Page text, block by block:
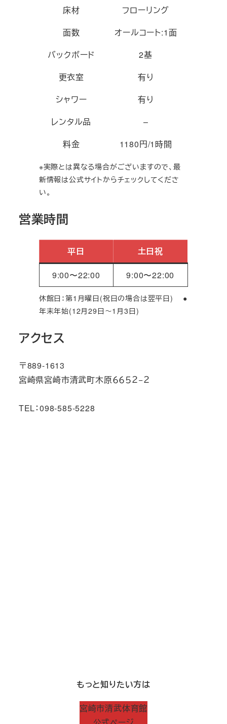
床材
フローリング
面数
オールコート:1面
バックボード
2基
更衣室
有り
シャワー
有り
レンタル品
–
料金
1180円/1時間
※実際とは異なる場合がございますので、最
新情報は公式サイトからチェックしてくださ
い。
営業時間
平日 土日祝
9:00〜22:00 9:00〜22:00
休館日：第1月曜日(祝日の場合は翌平日) ●
年末年始(12月29日～1月3日)
アクセス
〒889-1613
宮崎県宮崎市清武町木原６６５２−２
TEL：098-585-5228
もっと知りたい方は
宮崎市清武体育館